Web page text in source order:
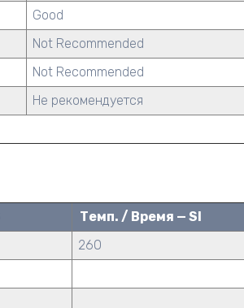
Good
Not Recommended
Not Recommended
Не рекомендуется
Темп. / Время — SI
260